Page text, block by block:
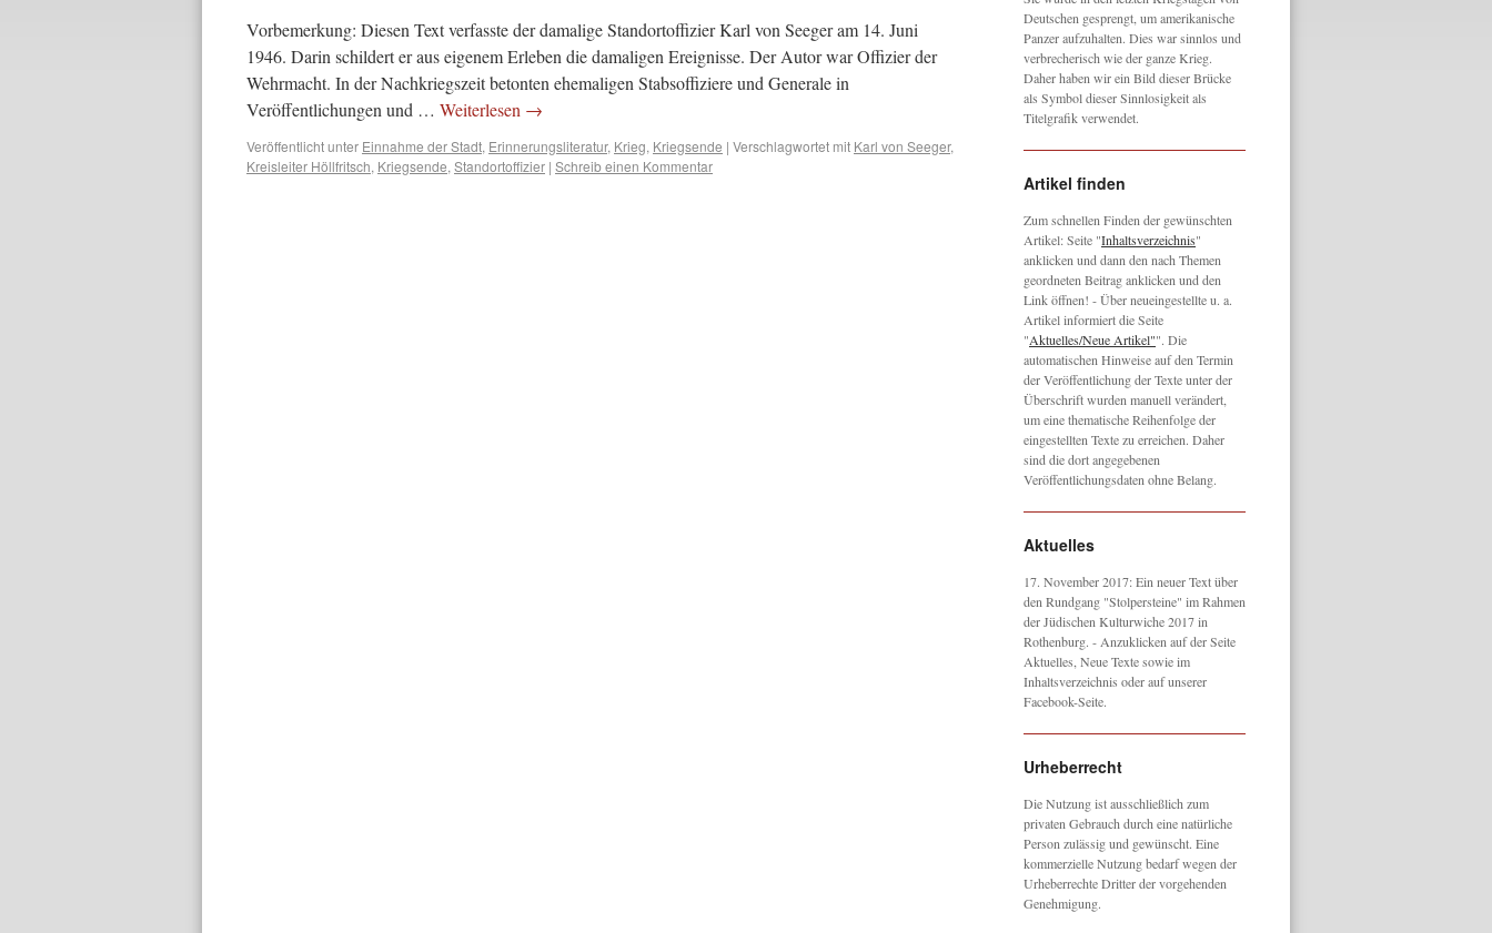
Vorbemerkung: Diesen Text verfasste der damalige Standortoffizier Karl von Seeger am 14. Juni
1946. Darin schildert er aus eigenem Erleben die damaligen Ereignisse. Der Autor war Offizier der
Wehrmacht. In der Nachkriegszeit betonten ehemaligen Stabsoffiziere und Generale in
Veröffentlichungen und … Weiterlesen →
Veröffentlicht unter Einnahme der Stadt, Erinnerungsliteratur, Krieg, Kriegsende | Verschlagwortet mit Karl von Seeger,
Kreisleiter Höllfritsch, Kriegsende, Standortoffizier | Schreib einen Kommentar
Deutschen gesprengt, um amerikanische
Panzer aufzuhalten. Dies war sinnlos und
verbrecherisch wie der ganze Krieg.
Daher haben wir ein Bild dieser Brücke
als Symbol dieser Sinnlosigkeit als
Titelgrafik verwendet.
Artikel finden
Zum schnellen Finden der gewünschten
Artikel: Seite "Inhaltsverzeichnis"
anklicken und dann den nach Themen
geordneten Beitrag anklicken und den
Link öffnen! - Über neueingestellte u. a.
Artikel informiert die Seite
"Aktuelles/Neue Artikel"". Die
automatischen Hinweise auf den Termin
der Veröffentlichung der Texte unter der
Überschrift wurden manuell verändert,
um eine thematische Reihenfolge der
eingestellten Texte zu erreichen. Daher
sind die dort angegebenen
Veröffentlichungsdaten ohne Belang.
Aktuelles
17. November 2017: Ein neuer Text über
den Rundgang "Stolpersteine" im Rahmen
der Jüdischen Kulturwiche 2017 in
Rothenburg. - Anzuklicken auf der Seite
Aktuelles, Neue Texte sowie im
Inhaltsverzeichnis oder auf unserer
Facebook-Seite.
Urheberrecht
Die Nutzung ist ausschließlich zum
privaten Gebrauch durch eine natürliche
Person zulässig und gewünscht. Eine
kommerzielle Nutzung bedarf wegen der
Urheberrechte Dritter der vorgehenden
Genehmigung.